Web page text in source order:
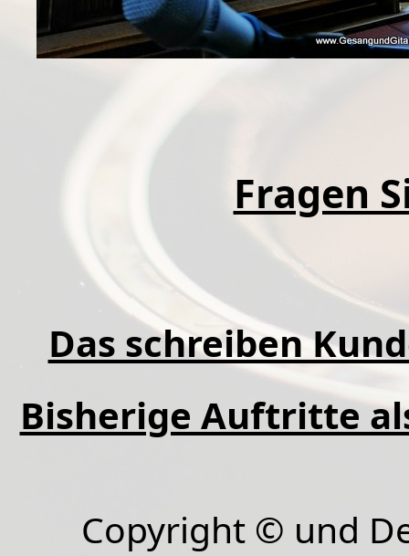
Fragen
Das schreiben
Bisherige Auftritte
Copyright © und